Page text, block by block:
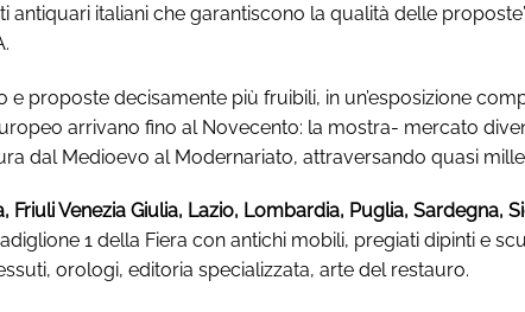
italiani che garantiscono la qualità delle
proposte decisamente più fruibili, in un’esposizione
arrivano fino al Novecento: la mostra- mercato
dal Medioevo al Modernariato, attraversando quasi
Friuli Venezia Giulia, Lazio, Lombardia, Puglia, Sardegna,
1 della Fiera con antichi mobili, pregiati dipinti e
orologi, editoria specializzata, arte del restauro.